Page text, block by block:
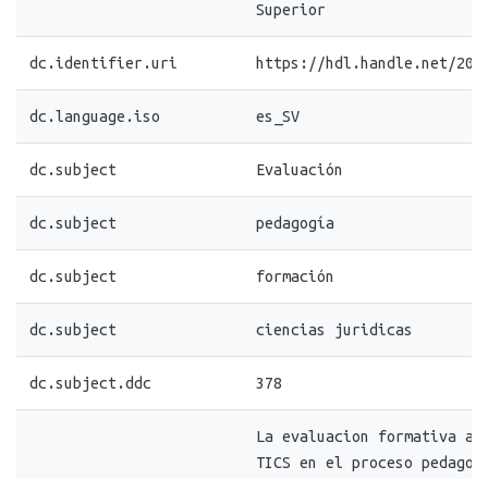
Superior
dc.identifier.uri https://hdl.handle.net/
dc.language.iso es_SV
dc.subject Evaluación
dc.subject pedagogía
dc.subject formación
dc.subject ciencias juridicas
dc.subject.ddc 378
La evaluacion formativa a
TICS en el proceso